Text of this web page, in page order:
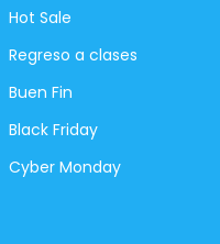
Hot Sale
Regreso a clases
Buen Fin
Black Friday
Cyber Monday